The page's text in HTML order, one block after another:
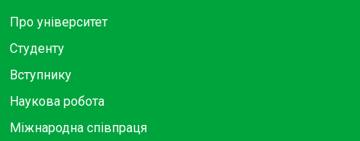
Про університет
Студенту
Вступнику
Наукова робота
Міжнародна співпраця